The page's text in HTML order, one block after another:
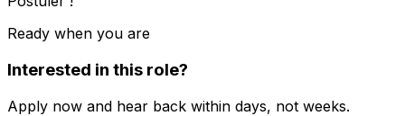
Ready when you are
Interested in this role?
Apply now and hear back within days, not weeks.